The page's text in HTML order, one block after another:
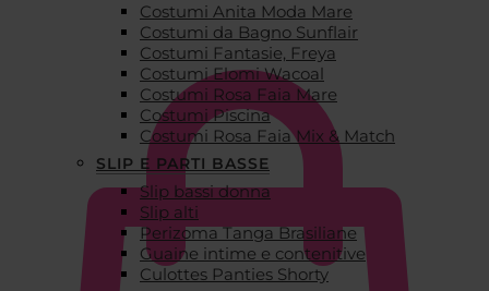
Costumi Anita Moda Mare
Costumi da Bagno Sunflair
Costumi Fantasie, Freya
Costumi Elomi Wacoal
Costumi Rosa Faia Mare
Costumi Piscina
Costumi Rosa Faia Mix & Match
SLIP E PARTI BASSE
Slip bassi donna
Slip alti
Perizoma Tanga Brasiliane
Guaine intime e contenitive
Culottes Panties Shorty